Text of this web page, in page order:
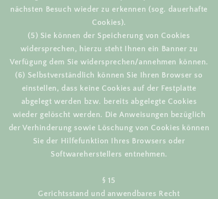
nächsten Besuch wieder zu erkennen (sog. dauerhafte
Cookies).
(5) Sie können der Speicherung von Cookies
widersprechen, hierzu steht Ihnen ein Banner zu
Verfügung dem Sie widersprechen/annehmen können.
(6) Selbstverständlich können Sie Ihren Browser so
einstellen, dass keine Cookies auf der Festplatte
abgelegt werden bzw. bereits abgelegte Cookies
wieder gelöscht werden. Die Anweisungen bezüglich
der Verhinderung sowie Löschung von Cookies können
Sie der Hilfefunktion Ihres Browsers oder
Softwareherstellers entnehmen.
§ 15
Gerichtsstand und anwendbares Recht